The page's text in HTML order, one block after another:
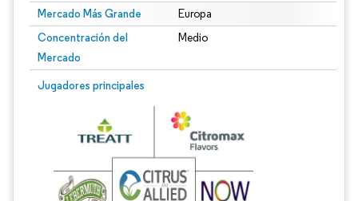
Mercado Más Grande Europa
Concentración del
Mercado
Medio
Jugadores principales
Imagen © Mordor Intelligence. El uso requiere atribución según CC BY 4.0.